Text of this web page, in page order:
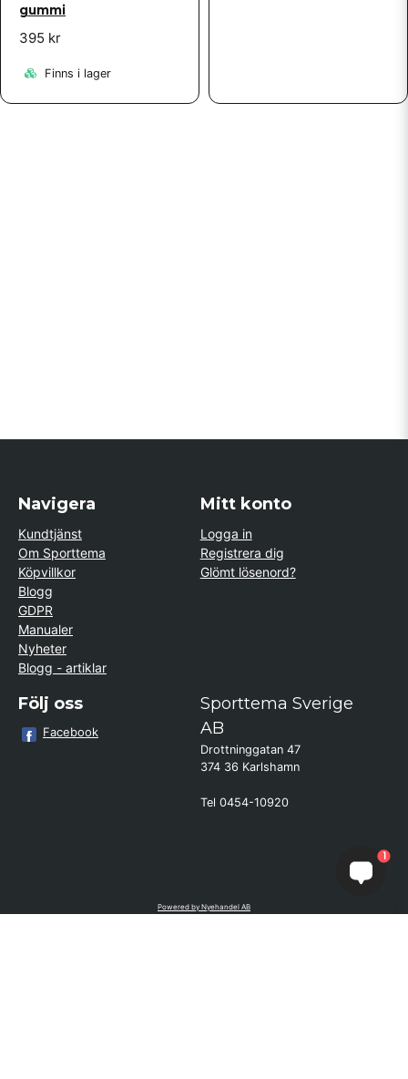
gummi
395 kr
Finns i lager
Navigera
Kundtjänst
Om Sporttema
Köpvillkor
Blogg
GDPR
Manualer
Nyheter
Blogg - artiklar
Mitt konto
Logga in
Registrera dig
Glömt lösenord?
Följ oss
Facebook
Sporttema Sverige
AB
Drottninggatan 47
374 36 Karlshamn
Tel 0454-10920
Powered by Nyehandel AB
1